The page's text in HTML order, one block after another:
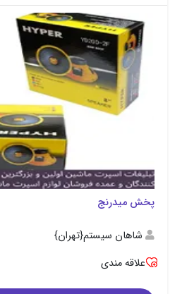
پخش میدرنج
شاهان سیستم{تهران}
علاقه مندی